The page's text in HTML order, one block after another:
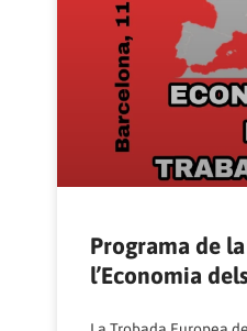
Programa de
l’Economia